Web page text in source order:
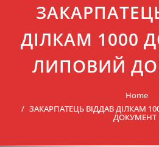
ДІЛКАМ 1000
ЛИПОВИЙ
Home
ЗАКАРПАТЕЦЬ ВІДДАВ ДІЛКАМ
ДОКУМЕНТ